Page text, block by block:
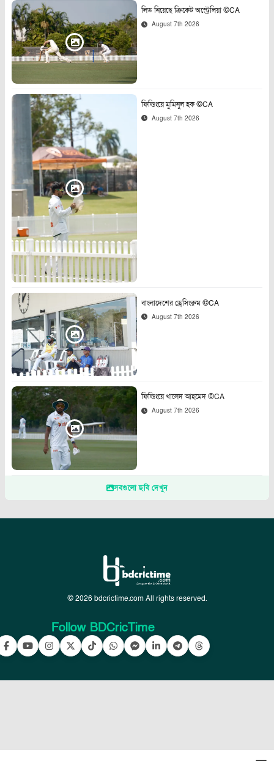
লিড নিয়েছে ক্রিকেট অস্ট্রেলিয়া ©CA
August 7th 2026
ফিল্ডিংয়ে মুমিনুল হক ©CA
August 7th 2026
বাংলাদেশের ড্রেসিংরুম ©CA
August 7th 2026
ফিল্ডিংয়ে খালেদ আহমেদ ©CA
August 7th 2026
সবগুলো ছবি দেখুন
© 2026 bdcrictime.com All rights reserved.
Follow BDCricTime